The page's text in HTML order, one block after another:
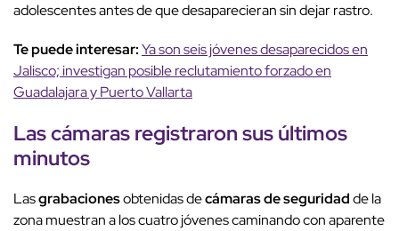
adolescentes antes de que desaparecieran sin dejar rastro.
Te puede interesar:Ya son seis jóvenes desaparecidos en
Jalisco; investigan posible reclutamiento forzado en
Guadalajara y Puerto Vallarta
Las cámaras registraron sus últimos
minutos
Lasgrabacionesobtenidas decámaras de seguridadde la
zona muestran a los cuatro jóvenes caminando con aparente